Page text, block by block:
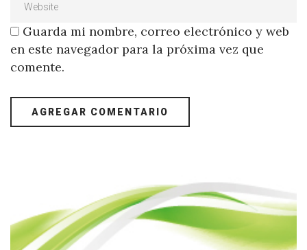
Guarda mi nombre, correo electrónico y web
en este navegador para la próxima vez que
comente.